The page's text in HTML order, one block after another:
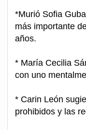
*Murió Sofia
más importante
años.
* María Cecilia
con uno
* Carin León
prohibidos y las